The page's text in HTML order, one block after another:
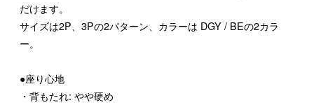
だけます。
サイズは2P、3Pの2パターン、カラーは DGY / BEの2カラ
ー。
●座り心地
・背もたれ: やや硬め